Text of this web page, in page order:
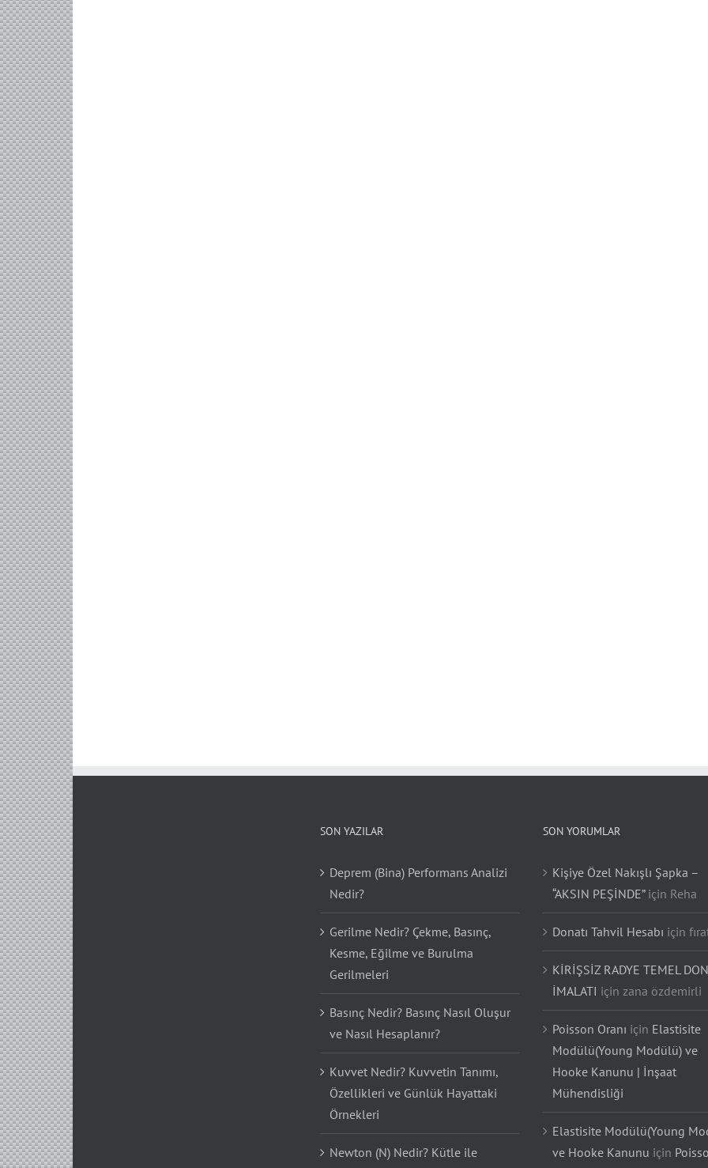
Deprem (Bina) Performans Analizi
Nedir?
Gerilme Nedir? Çekme, Basınç,
Kesme, Eğilme ve Burulma
Gerilmeleri
Basınç Nedir? Basınç Nasıl Oluşur
ve Nasıl Hesaplanır?
Kuvvet Nedir? Kuvvetin Tanımı,
Özellikleri ve Günlük Hayattaki
Örnekleri
Kişiye Özel Nakışlı Şapka –
“AKSIN PEŞİNDE”
için Reha
Donatı Tahvil Hesabı içinfırat
KİRİŞSİZ RADYE TEMEL
İMALATI için zana özdemirli
Poisson Oranıiçin Elastisite
Modülü(Young Modülü) ve
Hooke Kanunu | İnşaat
Mühendisliği
Elastisite Modülü(Young